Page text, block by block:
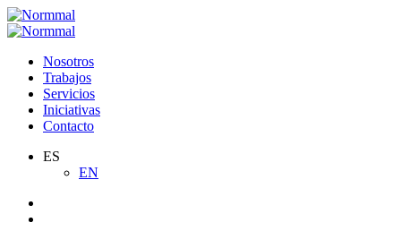
Saltar
al
Nosotros
Trabajos
Servicios
Iniciativas
Contacto
ES
EN